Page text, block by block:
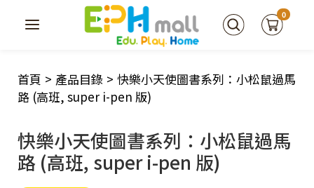
0
首頁 > 產品目錄 > 快樂小天使圖書系列：小松鼠過馬
路 (高班, super i-pen 版)
快樂小天使圖書系列：小松鼠過馬
路 (高班, super i-pen 版)